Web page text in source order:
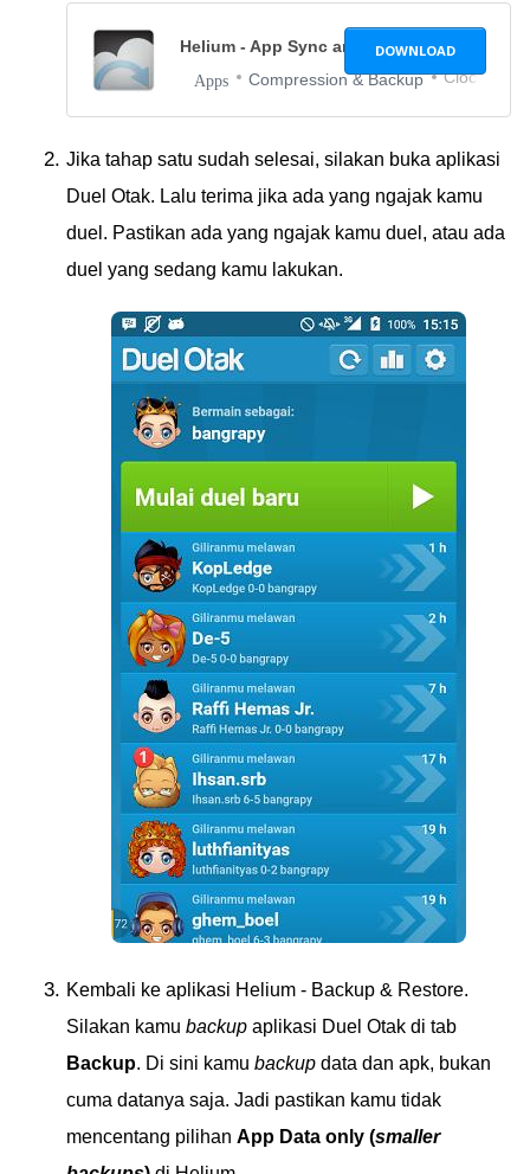
Helium - App Sync and Backup1.1.4.1
Apps Compression & Backup
DOWNLOAD
Jika tahap satu sudah selesai, silakan buka aplikasi
Duel Otak. Lalu terima jika ada yang ngajak kamu
duel. Pastikan ada yang ngajak kamu duel, atau ada
duel yang sedang kamu lakukan.
Kembali ke aplikasi Helium - Backup & Restore.
Silakan kamu backup aplikasi Duel Otak di tab
Backup. Di sini kamu backup data dan apk, bukan
cuma datanya saja. Jadi pastikan kamu tidak
mencentang pilihan App Data only (smaller